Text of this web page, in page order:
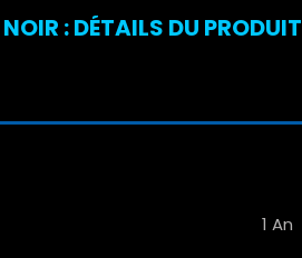
: DÉTAILS DU PRODUIT
1 An